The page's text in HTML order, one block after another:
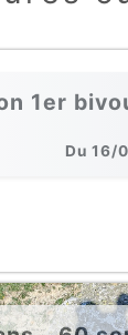
1er
Du 16/